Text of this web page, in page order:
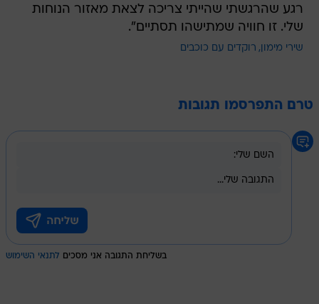
רגע שהרגשתי שהייתי צריכה לצאת מאזור הנוחות
שלי. זו חוויה שמתישהו תסתיים".
שירי מימון רוקדים עם כוכבים
טרם התפרסמו תגובות
בשליחת התגובה אני מסכים לתנאי השימוש